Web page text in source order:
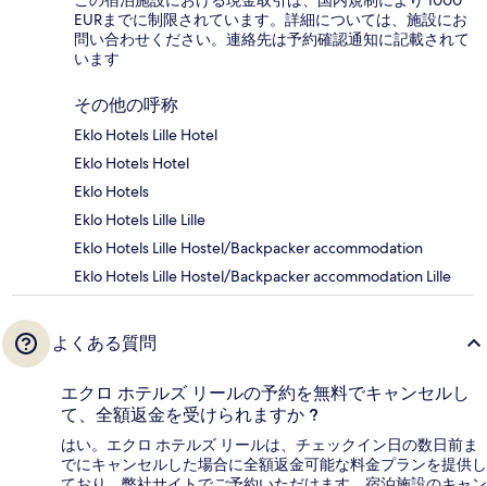
EURまでに制限されています。詳細については、施設にお
問い合わせください。連絡先は予約確認通知に記載されて
います
その他の呼称
Eklo Hotels Lille Hotel
Eklo Hotels Hotel
Eklo Hotels
Eklo Hotels Lille Lille
Eklo Hotels Lille Hostel/Backpacker accommodation
Eklo Hotels Lille Hostel/Backpacker accommodation Lille
よくある質問
エクロ ホテルズ リールの予約を無料でキャンセルし
て、全額返金を受けられますか ?
はい。エクロ ホテルズ リールは、チェックイン日の数日前ま
でにキャンセルした場合に全額返金可能な料金プランを提供し